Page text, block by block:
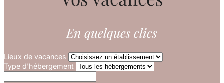
En quelques clics
Lieux de vacances
Type d'hébergement